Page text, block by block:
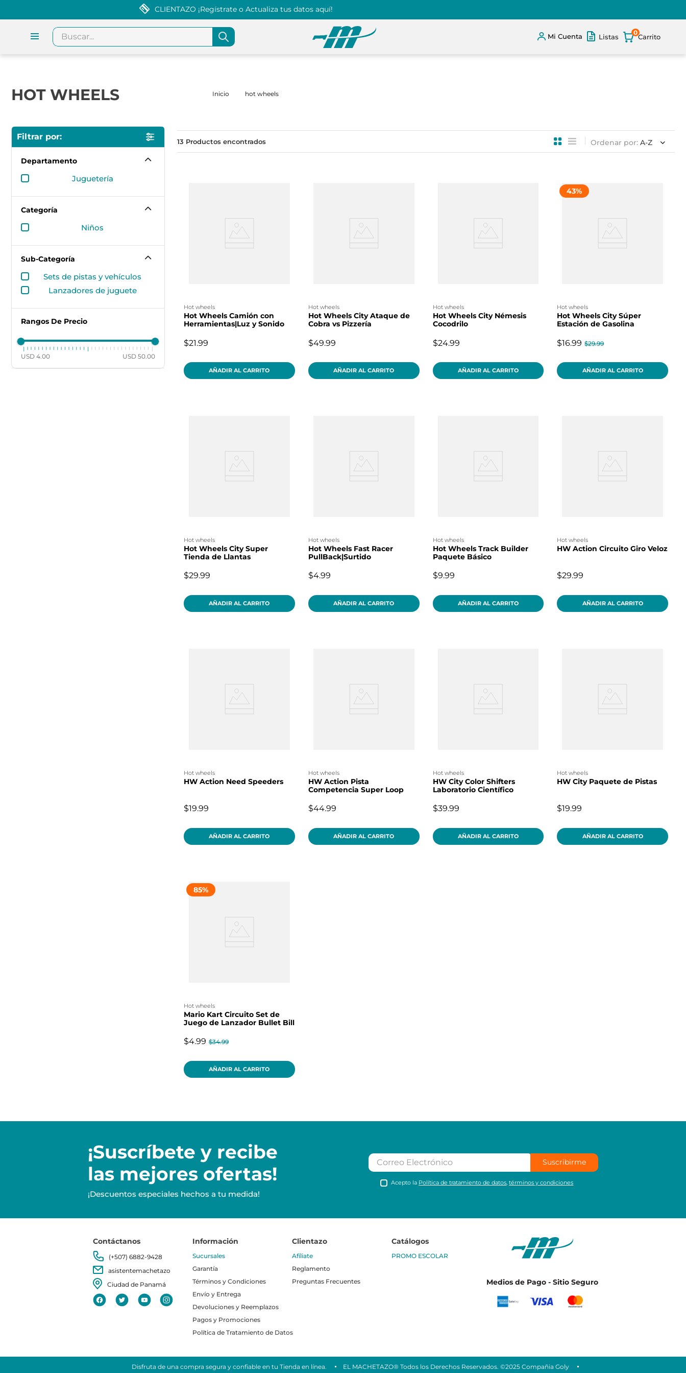
CLIENTAZO ¡Regístrate o Actualiza tus datos aquí!
Buscar...
Mi Cuenta Listas
0
HOT WHEELS hot wheels
Departamento
juguetería
Categoría
niños
Sub-Categoría
sets de pistas y vehículos
lanzadores de juguete
Rangos De Precio
USD 4.00 USD 50.00
13 Ordenar por A-Z
hot wheels
Hot Wheels Camión con
Herramientas|Luz y Sonido
$21.99
AÑADIR AL CARRITO
hot wheels
Hot Wheels City Ataque de
Cobra vs Pizzería
$49.99
AÑADIR AL CARRITO
hot wheels
Hot Wheels City Némesis
Cocodrilo
$24.99
AÑADIR AL CARRITO
43%
hot wheels
Hot Wheels City Súper
Estación de Gasolina
$16.99 $29.99
AÑADIR AL CARRITO
hot wheels
Hot Wheels City Super
Tienda de Llantas
$29.99
AÑADIR AL CARRITO
hot wheels
Hot Wheels Fast Racer
PullBack|Surtido
$4.99
AÑADIR AL CARRITO
hot wheels
Hot Wheels Track Builder
Paquete Básico
$9.99
AÑADIR AL CARRITO
hot wheels
HW Action Circuito Giro Veloz
$29.99
AÑADIR AL CARRITO
hot wheels
HW Action Need Speeders
$19.99
AÑADIR AL CARRITO
hot wheels
HW Action Pista
Competencia Super Loop
$44.99
AÑADIR AL CARRITO
hot wheels
HW City Color Shifters
Laboratorio Científico
$39.99
AÑADIR AL CARRITO
hot wheels
HW City Paquete de Pistas
$19.99
AÑADIR AL CARRITO
85%
hot wheels
Mario Kart Circuito Set de
Juego de Lanzador Bullet Bill
$4.99 $34.99
AÑADIR AL CARRITO
¡Suscríbete y recibe
las mejores ofertas!
¡Descuentos especiales hechos a tu medida!
Suscribirme
Acepto la Política de tratamiento de datos ,términos y condiciones
Contáctanos
(+507) 6882-9428
asistentemachetazo
Ciudad de Panamá
Información
Sucursales
Garantía
Términos y Condiciones
Envío y Entrega
Devoluciones y Reemplazos
Pagos y Promociones
Política de Tratamiento de Datos
Clientazo
Afíliate
Reglamento
Preguntas Frecuentes
Catálogos
PROMO ESCOLAR
Medios de Pago - Sitio Seguro
Disfruta de una compra segura y confiable en tu Tienda en línea. EL MACHETAZO® Todos los Derechos Reservados. ©2025 Compañia Goly